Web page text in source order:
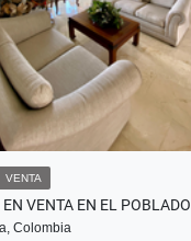
VENTA
VENTA EN EL POBLADO
Colombia